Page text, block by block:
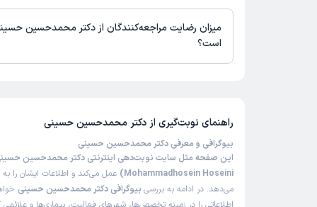
زمان نوبت‌دهی و پذیرش بیماران با هماهنگی مطب مشخص می‌شود.
میزان رضایت مراجعه‌کنندگان از دکتر محمدحسین
است؟
راهنمای نوبت‌گیری از دکتر محمدحسین حسینی
بیوگرافی و معرفی دکتر محمدحسین حسینی
Mohammadhosein Hoseini)
عمل می‌کند و اطلاعات ایشان را
می‌دهد. در ادامه به بررسی بیوگرافی دکتر محمدحسین حسینی